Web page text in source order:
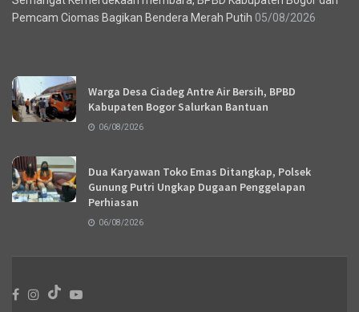
Pemcam Ciomas Bagikan Bendera Merah Putih 05/08/2026
Warga Desa Ciadeg Antre Air Bersih, BPBD
Kabupaten Bogor Salurkan Bantuan
06/08/2026
Dua Karyawan Toko Emas Ditangkap, Polsek
Gunung Putri Ungkap Dugaan Penggelapan
Perhiasan
06/08/2026